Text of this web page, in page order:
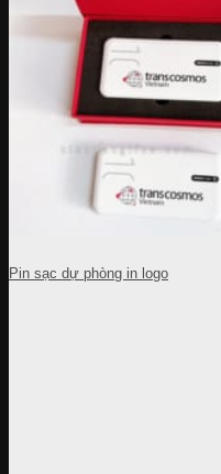
Pin sạc dự phòng in logo